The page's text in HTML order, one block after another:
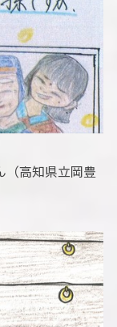
高知県立岡豊